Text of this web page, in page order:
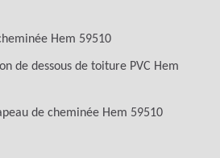
Hem 59510
de dessous de toiture PVC Hem
de cheminée Hem 59510